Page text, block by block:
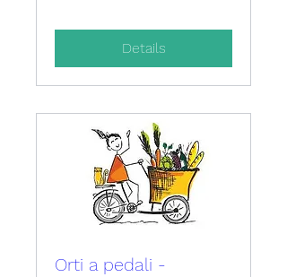
Details
Orti a pedali -